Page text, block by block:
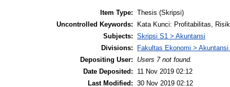
Item Type: Thesis (Skripsi)
Uncontrolled Keywords:
Kata Kunci: Profitabilitas,
Subjects: Skripsi S1 > Akuntansi
Divisions:
Fakultas Ekonomi > Akuntansi
Depositing User:
Users 7 not found.
Date Deposited:
11 Nov 2019 02:12
Last Modified: 30 Nov 2019 02:12